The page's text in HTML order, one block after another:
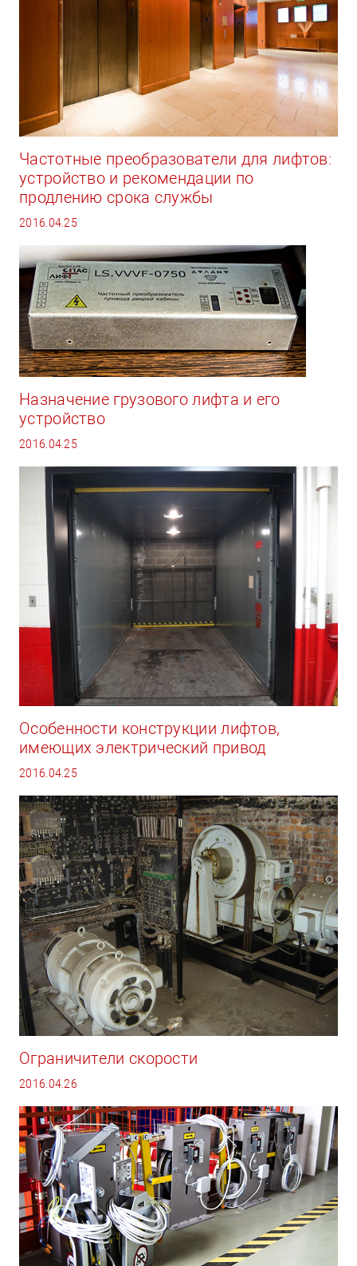
Частотные преобразователи для лифтов:
устройство и рекомендации по
продлению срока службы
2016.04.25
Назначение грузового лифта и его
устройство
2016.04.25
Особенности конструкции лифтов,
имеющих электрический привод
2016.04.25
Ограничители скорости
2016.04.26